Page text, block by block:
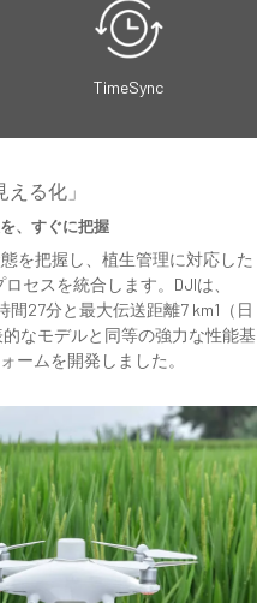
TimeSync
る化」
、すぐに把握
を把握し、植生管理に対応した
セスを統合します。DJIは、
間27分と最大伝送距離7 km1（日
なモデルと同等の強力な性能基
ームを開発しました。